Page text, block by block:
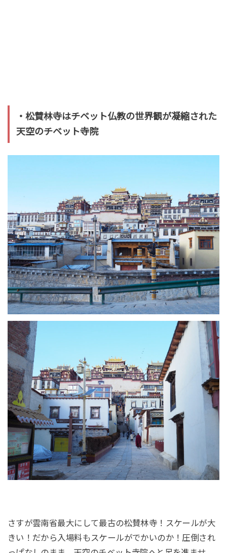
・松賛林寺はチベット仏教の世界観が凝縮された
天空のチベット寺院
さすが雲南省最大にして最古の松賛林寺！スケールが大
きい！だから入場料もスケールがでかいのか！圧倒され